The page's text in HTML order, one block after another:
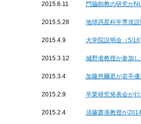
2015.6.11 門脇助教の研究が
2015.5.28 地球惑星科学専攻
2015.4.9 大学院説明会（5/
2015.3.12 城野准教授が参加
2015.3.4 加藤悠爾君が若手
2015.2.9 卒業研究発表会が
2015.2.4 須藤齋准教授が